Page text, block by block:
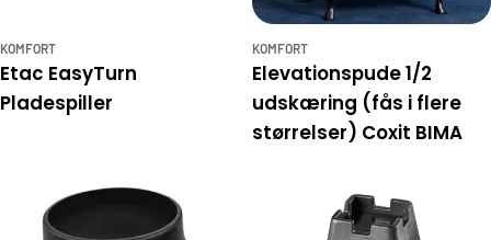
KOMFORT
Etac EasyTurn
Pladespiller
KOMFORT
Elevationspude 1/2
udskæring (fås i flere
størrelser) Coxit BIMA